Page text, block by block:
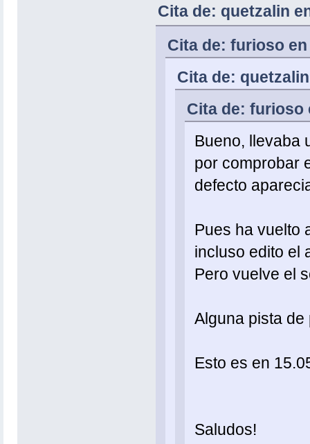
Cita de: quetzalin
Cita de: furioso en
Cita de:
Cita de: furioso
Bueno, llevaba
por comprobar
defecto
Pues ha vuelto
incluso edito el
Pero vuelve el
Alguna pista
Esto es en
Saludos!